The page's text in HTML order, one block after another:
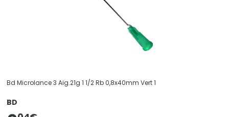
Bd Microlance 3 Aig.21g 1 1/2 Rb 0,8x40mm Vert 1
BD